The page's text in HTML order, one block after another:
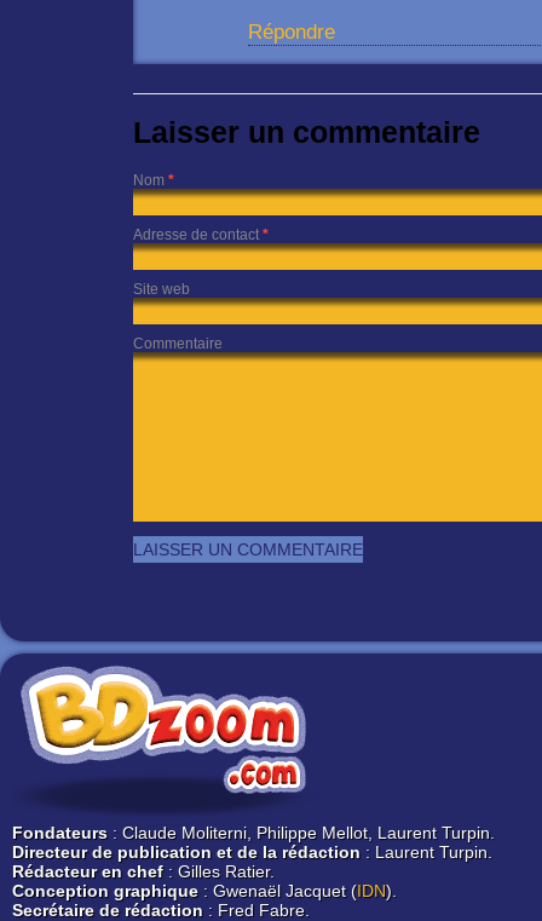
Répondre
Laisser un commentaire
Nom *
Adresse de contact *
Site web
Commentaire
Fondateurs : Claude Moliterni, Philippe Mellot, Laurent Turpin.
Directeur de publication et de la rédaction : Laurent Turpin.
Rédacteur en chef: Gilles Ratier.
Conception graphique: Gwenaël Jacquet (IDN).
Secrétaire de rédaction : Fred Fabre.